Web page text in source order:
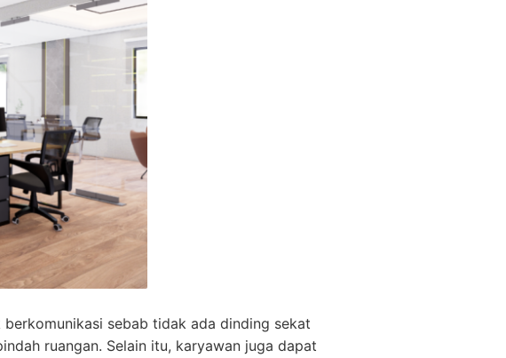
sebab tidak ada dinding sekat
ruangan. Selain itu, karyawan juga dapat